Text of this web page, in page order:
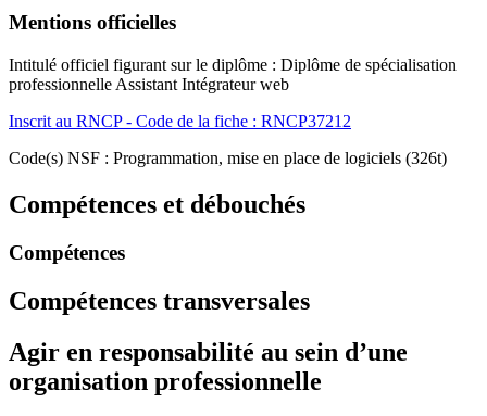
Mentions officielles
Intitulé officiel figurant sur le diplôme : Diplôme de spécialisation
professionnelle Assistant Intégrateur web
Inscrit au RNCP - Code de la fiche : RNCP37212
Code(s) NSF : Programmation, mise en place de logiciels (326t)
Compétences et débouchés
Compétences
Compétences transversales
Agir en responsabilité au sein d’une
organisation professionnelle